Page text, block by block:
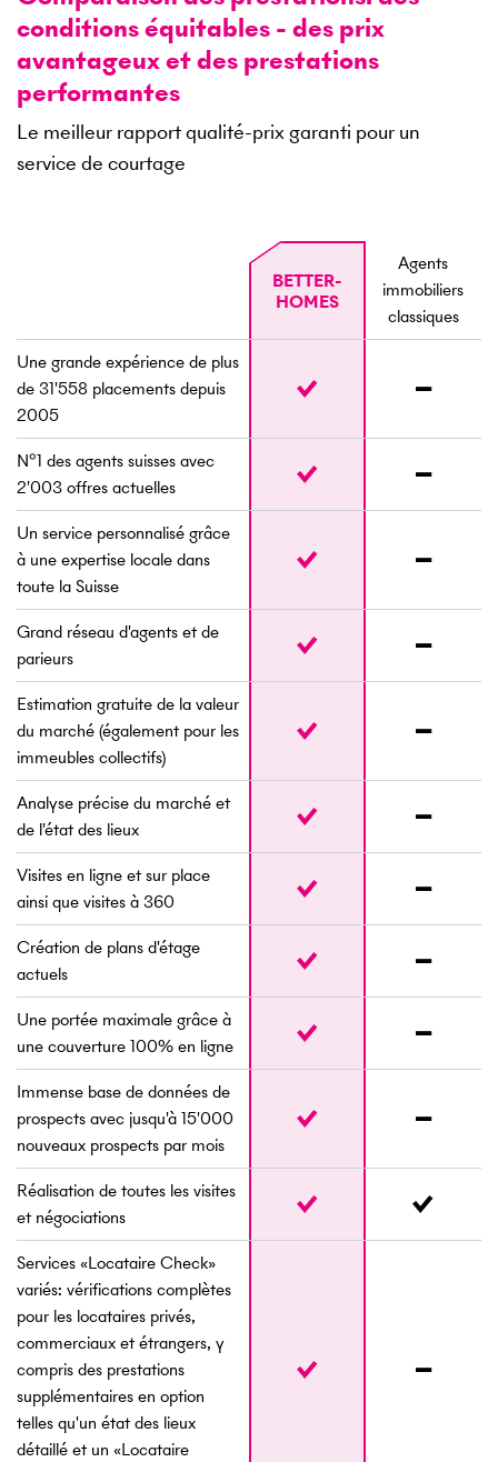
conditions équitables - des prix
avantageux et des prestations
performantes
Le meilleur rapport qualité-prix garanti pour un
service de courtage
BETTER­
HOMES
Agents
immobiliers
classiques
Une grande expérience de plus
de31'558 placements depuis
2005
N°1 des agents suisses avec
2'003offres actuelles
Un service personnalisé grâce
à une expertise locale dans
toute la Suisse
Grand réseau d'agents et de
parieurs
Estimation gratuite de la valeur
du marché (également pour les
immeubles collectifs)
Analyse précise du marché et
de l'état des lieux
Visites en ligne et sur place
ainsi que visites à 360
Création de plans d'étage
actuels
Une portée maximale grâce à
une couverture 100% en ligne
Immense base de données de
prospects avec jusqu'à 15'000
nouveaux prospects par mois
Réalisation de toutes les visites
et négociations
Services «Locataire Check»
variés: vérifications complètes
pour les locataires privés,
commerciaux et étrangers, y
compris des prestations
supplémentaires en option
telles qu'un état des lieux
détaillé et un «Locataire